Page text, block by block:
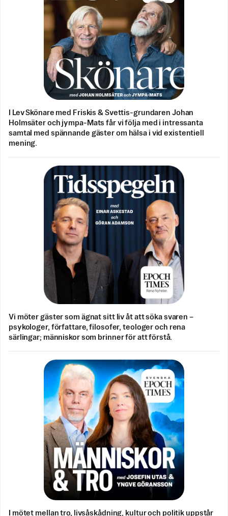
I Lev Skönare med Friskis & Svettis-grundaren Johan
Holmsäter och jympa-Mats får vi följa med i intressanta
samtal med spännande gäster om hälsa i vid existentiell
mening.
Vi möter gäster som ägnat sitt liv åt att söka svaren –
psykologer, författare, filosofer, teologer och rena
särlingar; människor som brinner för att förstå.
I mötet mellan tro, livsåskådning, kultur och politik uppstår